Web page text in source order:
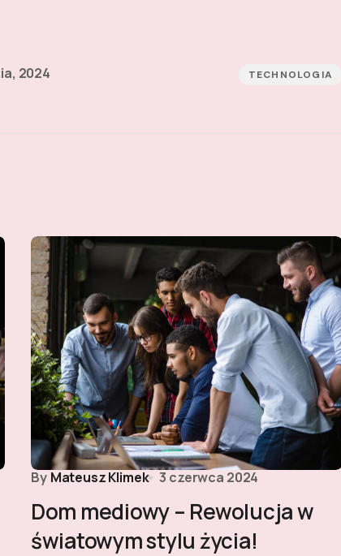
2024 TECHNOLOGIA
By Mateusz Klimek 3 czerwca 2024
Dom mediowy – Rewolucja w
światowym stylu życia!